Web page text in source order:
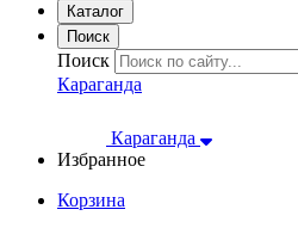
Каталог
Поиск
Поиск
Караганда
Караганда
Избранное
Корзина